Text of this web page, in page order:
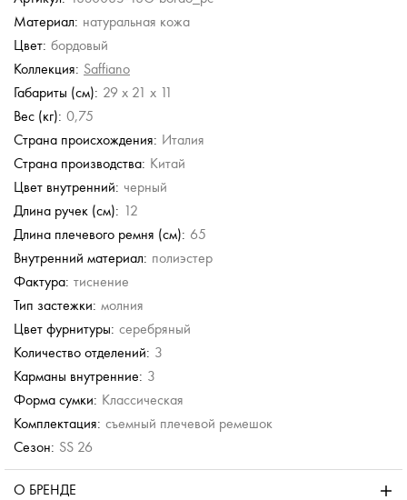
Сумка-сэтчел
59 380 руб.
Creazioni
Кожаная сумка с
13 190 руб.
26 380 руб.
Материал: натуральная кожа
Цвет: бордовый
Коллекция: Saffiano
Габариты (см): 29 x 21 x 11
Вес (кг): 0,75
Страна происхождения: Италия
Страна производства: Китай
Цвет внутренний: черный
Длина ручек (см): 12
Длина плечевого ремня (см): 65
Внутренний материал: полиэстер
Фактура: тиснение
Тип застежки: молния
Цвет фурнитуры: серебряный
Количество отделений: 3
Карманы внутренние: 3
Форма сумки: Классическая
Комплектация: съемный плечевой ремешок
Сезон: SS 26
О БРЕНДЕ